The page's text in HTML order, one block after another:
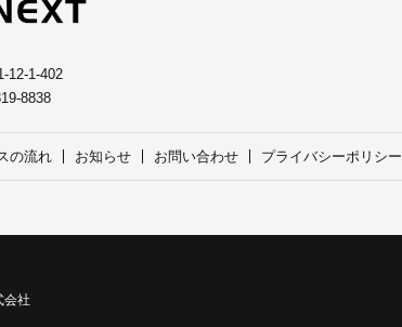
12-1-402
8838
の流れ お知らせ お問い合わせ プライバシーポリシー
会社